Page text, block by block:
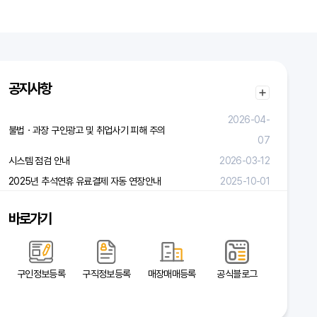
공지사항
불법ㆍ과장 구인광고 및 취업사기 피해 주의
2026-04-
07
시스템 점검 안내
2026-03-12
2025년 추석연휴 유료결제 자동 연장안내
2025-10-01
바로가기
구인정보등록 구직정보등록 매장매매등록 공식블로그